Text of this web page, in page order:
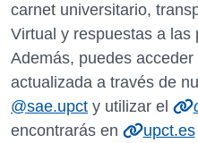
carnet universitario,
Virtual y respuestas a las
Además, puedes
actualizada a través de
@sae.upct y utilizar el
encontrarás en
upct.es